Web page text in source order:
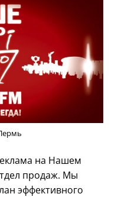
на Нашем
продаж. Мы
эффективного